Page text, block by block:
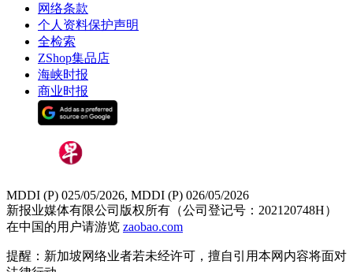
网络条款
个人资料保护声明
全检索
ZShop集品店
海峡时报
商业时报
MDDI (P) 025/05/2026, MDDI (P) 026/05/2026
新报业媒体有限公司版权所有（公司登记号：202120748H）
在中国的用户请游览 zaobao.com
提醒：新加坡网络业者若未经许可，擅自引用本网内容将面对